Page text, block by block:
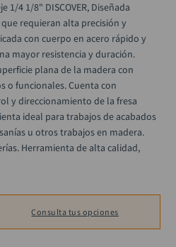
1/4 1/8" DISCOVER, Diseñada
requieran alta precisión y
con cuerpo en acero rápido y
mayor resistencia y duración.
plana de la madera con
o funcionales. Cuenta con
y direccionamiento de la fresa
ideal para trabajos de acabados
u otros trabajos en madera.
Herramienta de alta calidad,
Consulta tus opciones